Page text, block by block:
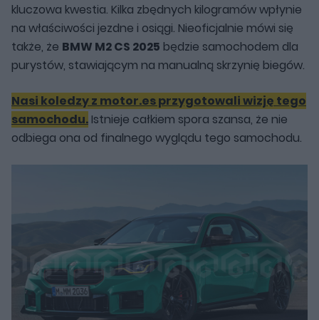
kluczowa kwestia. Kilka zbędnych kilogramów wpłynie
na właściwości jezdne i osiągi. Nieoficjalnie mówi się
także, że BMW M2 CS 2025 będzie samochodem dla
purystów, stawiającym na manualną skrzynię biegów.
Nasi koledzy z motor.es przygotowali wizję tego
samochodu. Istnieje całkiem spora szansa, że nie
odbiega ona od finalnego wyglądu tego samochodu.